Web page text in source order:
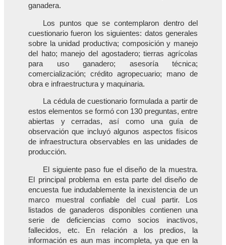
ganadera.
Los puntos que se contemplaron dentro del
cuestionario fueron los siguientes: datos generales
sobre la unidad productiva; composición y manejo
del hato; manejo del agostadero; tierras agrícolas
para uso ganadero; asesoría técnica;
comercialización; crédito agropecuario; mano de
obra e infraestructura y maquinaria.
La cédula de cuestionario formulada a partir de
estos elementos se formó con 130 preguntas, entre
abiertas y cerradas, así como una guía de
observación que incluyó algunos aspectos físicos
de infraestructura observables en las unidades de
producción.
El siguiente paso fue el diseño de la muestra.
El principal problema en esta parte del diseño de
encuesta fue indudablemente la inexistencia de un
marco muestral confiable del cual partir. Los
listados de ganaderos disponibles contienen una
serie de deficiencias como socios inactivos,
fallecidos, etc. En relación a los predios, la
información es aun mas incompleta, ya que en la